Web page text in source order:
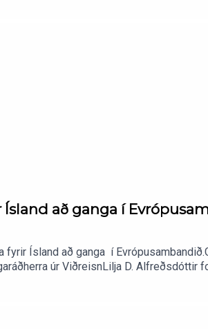
Vilborg Ása Guðjónsdóttir
að ganga í
Ísland að ganga í
úr ViðreisnLilja D. Alfreðsdóttir